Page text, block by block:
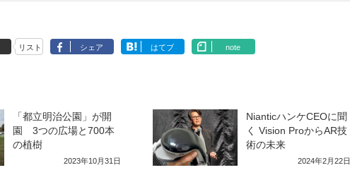
リスト シェア はてブ note
「都立明治公園」が開
園 3つの広場と700本
の植樹
2023年10月31日
NianticハンケCEOに聞
く Vision ProからAR技
術の未来
2024年2月22日